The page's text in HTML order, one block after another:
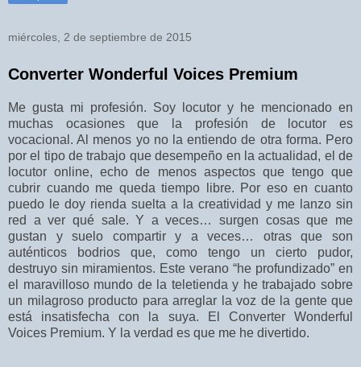
miércoles, 2 de septiembre de 2015
Converter Wonderful Voices Premium
Me gusta mi profesión. Soy locutor y he mencionado en
muchas ocasiones que la profesión de locutor es
vocacional. Al menos yo no la entiendo de otra forma. Pero
por el tipo de trabajo que desempeño en la actualidad, el de
locutor online, echo de menos aspectos que tengo que
cubrir cuando me queda tiempo libre. Por eso en cuanto
puedo le doy rienda suelta a la creatividad y me lanzo sin
red a ver qué sale. Y a veces… surgen cosas que me
gustan y suelo compartir y a veces… otras que son
auténticos bodrios que, como tengo un cierto pudor,
destruyo sin miramientos. Este verano “he profundizado” en
el maravilloso mundo de la teletienda y he trabajado sobre
un milagroso producto para arreglar la voz de la gente que
está insatisfecha con la suya. El Converter Wonderful
Voices Premium. Y la verdad es que me he divertido.